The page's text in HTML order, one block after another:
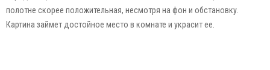
полотне скорее положительная, несмотря на фон и обстановку.
Картина займет достойное место в комнате и украсит ее.